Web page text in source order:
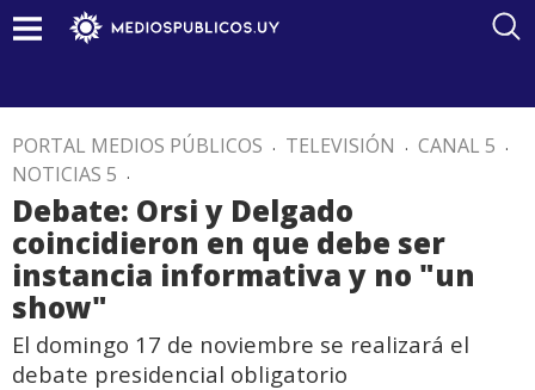
PORTAL MEDIOS PÚBLICOS . TELEVISIÓN . CANAL 5 .
NOTICIAS 5 .
Debate: Orsi y Delgado
coincidieron en que debe ser
instancia informativa y no "un
show"
El domingo 17 de noviembre se realizará el
debate presidencial obligatorio